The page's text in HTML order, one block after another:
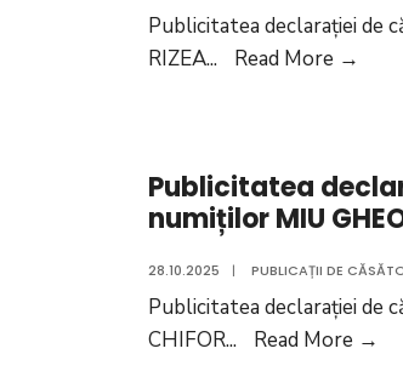
a
LUPU
Publicitatea declarației de
RIZEA... Read More →
din
data
a
Publicitatea
numiților MIU
28.10.2025 | PUBLICAȚII DE
Publicitatea declarației de
CHIFOR... Read More →